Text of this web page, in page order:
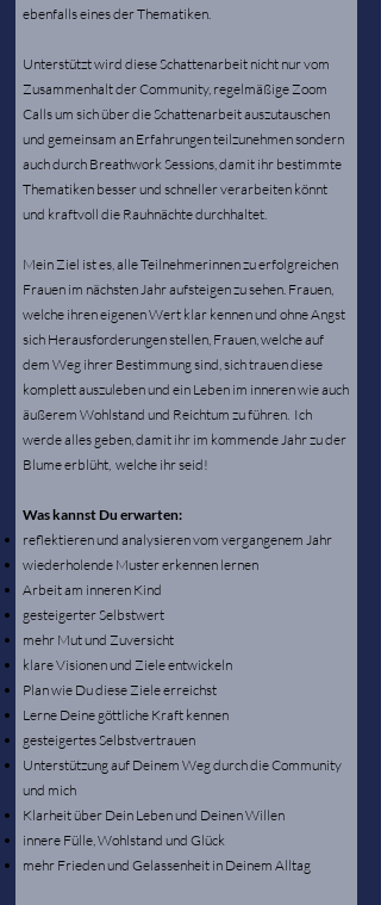
ebenfalls eines der Thematiken.
Unterstützt wird diese Schattenarbeit nicht nur vom
Zusammenhalt der Community, regelmäßige Zoom
Calls um sich über die Schattenarbeit auszutauschen
und gemeinsam an Erfahrungen teilzunehmen sondern
auch durch Breathwork Sessions, damit ihr bestimmte
Thematiken besser und schneller verarbeiten könnt
und kraftvoll die Rauhnächte durchhaltet.
Mein Ziel ist es, alle Teilnehmerinnen zu erfolgreichen
Frauen im nächsten Jahr aufsteigen zu sehen. Frauen,
welche ihren eigenen Wert klar kennen und ohne Angst
sich Herausforderungen stellen, Frauen, welche auf
dem Weg ihrer Bestimmung sind, sich trauen diese
komplett auszuleben und ein Leben im inneren wie auch
äußerem Wohlstand und Reichtum zu führen. Ich
werde alles geben, damit ihr im kommende Jahr zu der
Blume erblüht, welche ihr seid!
Was kannst Du erwarten:
reflektieren und analysieren vom vergangenem Jahr
wiederholende Muster erkennen lernen
Arbeit am inneren Kind
gesteigerter Selbstwert
mehr Mut und Zuversicht
klare Visionen und Ziele entwickeln
Plan wie Du diese Ziele erreichst
Lerne Deine göttliche Kraft kennen
gesteigertes Selbstvertrauen
Unterstützung auf Deinem Weg durch die Community
und mich
Klarheit über Dein Leben und Deinen Willen​
innere Fülle, Wohlstand und Glück
mehr Frieden und Gelassenheit in Deinem Alltag